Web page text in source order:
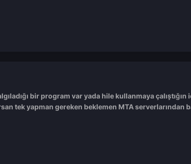
bir program var yada hile kullanmaya
tek yapman gereken beklemen MTA serverlarından